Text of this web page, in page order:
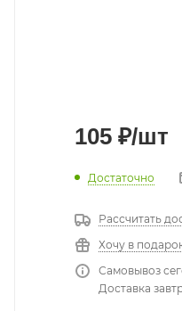
105 ₽/шт
Достаточно
Рассчитать
Хочу в
Самовывоз
Доставка